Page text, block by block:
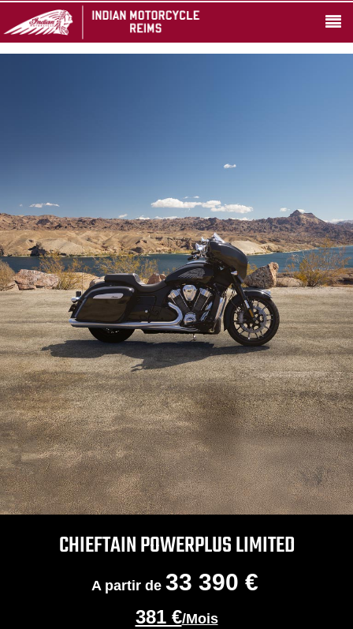
CHIEFTAIN POWERPLUS LIMITED
A partir de 33 390 €
381 €/Mois